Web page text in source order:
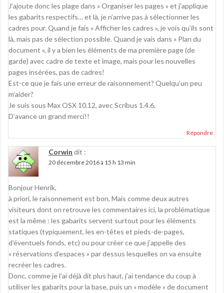
J’ajoute donc les plage dans « Organiser les pages » et j’applique
les gabarits respectifs… et là, je n’arrive pas à sélectionner les
cadres pour. Quand je fais « Afficher les cadres », je vois qu’ils sont
là, mais pas de sélection possible. Quand je vais dans « Plan du
document », il y a bien les éléments de ma première page (de
garde) avec cadre de texte et image, mais pour les nouvelles
pages insérées, pas de cadres!
Est-ce que je fais une erreur de raisonnement? Quelqu’un peu
m’aider?
Je suis sous Max OSX 10.12, avec Scribus 1.4.6.
D’avance un grand merci!!
Répondre
Corwin dit :
20 décembre 2016 à 15 h 13 min
Bonjour Henrik,
à priori, le raisonnement est bon. Mais comme deux autres
visiteurs dont on retrouve les commentaires ici, la problématique
est la même : les gabarits servent surtout pour les éléments
statiques (typiquement, les en-têtes et pieds-de-pages,
d’éventuels fonds, etc) ou pour créer ce que j’appelle des
« réservations d’espaces » par dessus lesquelles on va ensuite
recréer les cadres.
Donc, comme je l’ai déjà dit plus haut, j’ai tendance du coup à
utiliser les gabarits pour la base, puis un « modèle » de document